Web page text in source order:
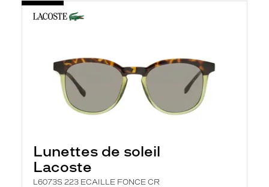
Lunettes de soleil
Lacoste
L6073S 223 ECAILLE FONCE CR